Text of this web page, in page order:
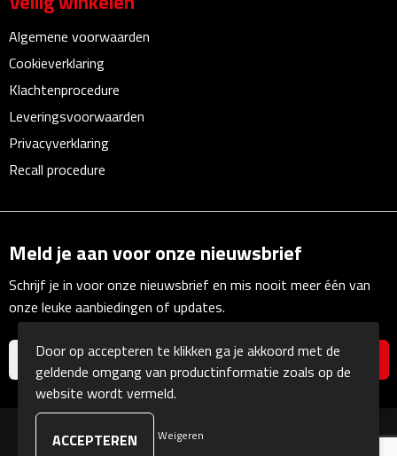
Fietstassen
Fiets telefoonhouders
Fietspompen
Fietssloten
Fietsverlichting
Zadelhoezen
Drinkwaren
Drinkbekers
Bekers
Bidons
Algemene voorwaarden
Cookieverklaring
Klachtenprocedure
Leveringsvoorwaarden
Privacyverklaring
Recall procedure
Meld je aan voor onze nieuwsbrief
Schrijf je in voor onze nieuwsbrief en mis nooit meer één van
onze leuke aanbiedingen of updates.
© Copyright Kranengeschenken 2026
Door op accepteren te klikken ga je akkoord met de
geldende omgang van productinformatie zoals op de
website wordt vermeld.
Weigeren